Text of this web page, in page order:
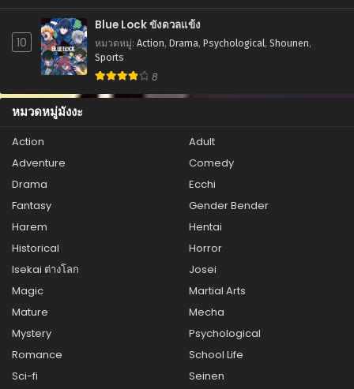
ตอนที่ 55
สิงหาคม 5, 2025
ตอนที่ 54
สิงหาคม 5, 2025
ตอนที่ 53
ตอนที่ 52
สิงหาคม 5, 2025
ตอนที่ 51
สิงหาคม 5, 2025
ตอนที่ 50
สิงหาคม 5, 2025
ตอนที่ 49
ตอนที่ 48
สิงหาคม 5, 2025
10
Blue Lock ขังดวลแข้ง
หมวดหมู่: Action, Drama, Psychological, Shounen,
Sports
8
หมวดหมู่มังงะ
Action
Adult
Adventure
Comedy
Drama
Ecchi
Fantasy
Gender Bender
Harem
Hentai
Historical
Horror
Isekai ต่างโลก
Josei
Magic
Martial Arts
Mature
Mecha
Mystery
Psychological
Romance
School Life
Sci-fi
Seinen